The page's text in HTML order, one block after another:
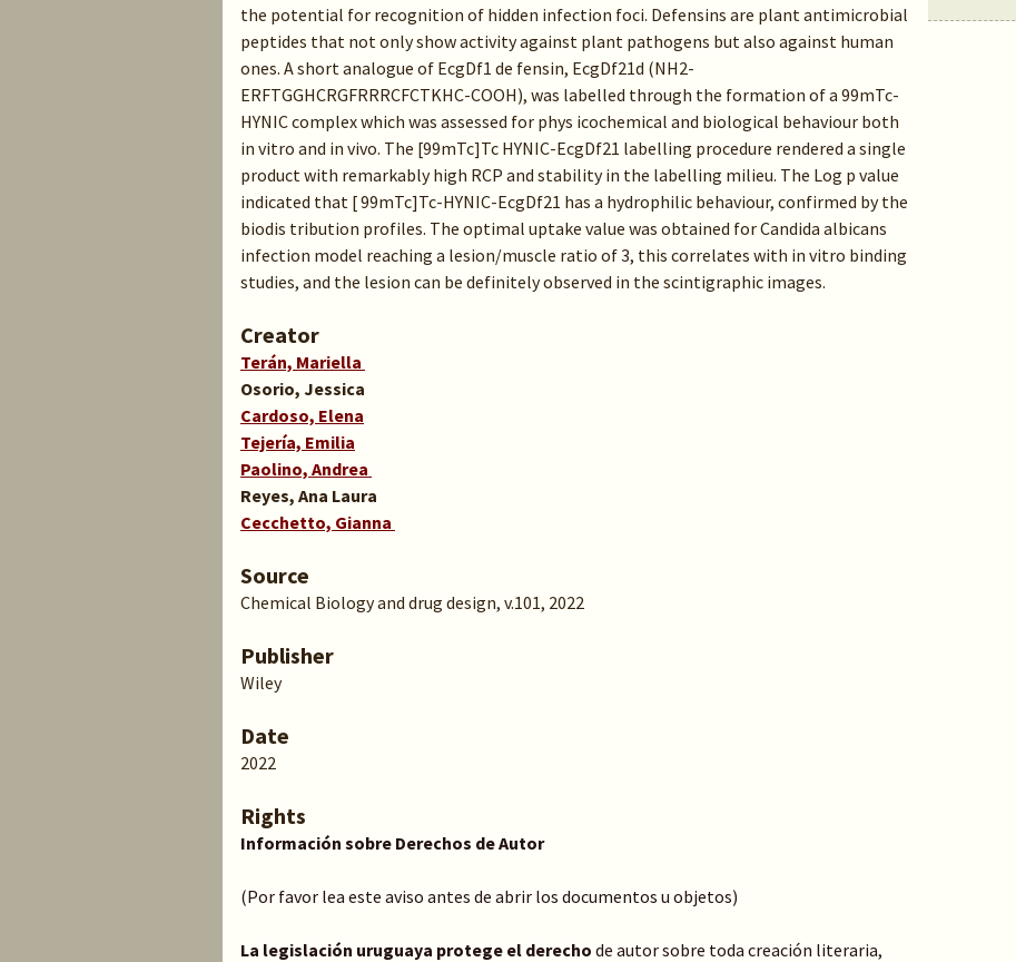
the potential for recognition of hidden infection foci. Defensins are plant antimicrobial
peptides that not only show activity against plant pathogens but also against human
ones. A short analogue of EcgDf1 de fensin, EcgDf21d (NH2-
ERFTGGHCRGFRRRCFCTKHC-COOH), was labelled through the formation of a 99mTc-
HYNIC complex which was assessed for phys icochemical and biological behaviour both
in vitro and in vivo. The [99mTc]Tc HYNIC-EcgDf21 labelling procedure rendered a single
product with remarkably high RCP and stability in the labelling milieu. The Log p value
indicated that [ 99mTc]Tc-HYNIC-EcgDf21 has a hydrophilic behaviour, confirmed by the
biodis tribution profiles. The optimal uptake value was obtained for Candida albicans
infection model reaching a lesion/muscle ratio of 3, this correlates with in vitro binding
studies, and the lesion can be definitely observed in the scintigraphic images.
Creator
Terán, Mariella
Osorio, Jessica
Cardoso, Elena
Tejería, Emilia
Paolino, Andrea
Reyes, Ana Laura
Cecchetto, Gianna
Source
Chemical Biology and drug design, v.101, 2022
Publisher
Wiley
Date
2022
Rights
Información sobre Derechos de Autor
(Por favor lea este aviso antes de abrir los documentos u objetos)
La legislación uruguaya protege el derecho de autor sobre toda creación literaria,